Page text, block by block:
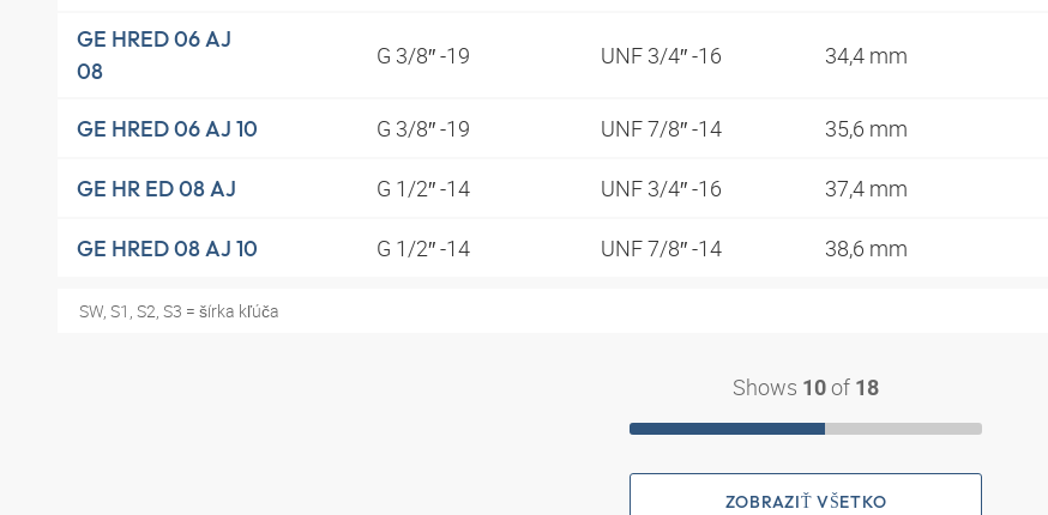
GE HRED 06 AJ
08
G 3/8″ -19 UNF 3/4″ -16 34,4 mm
GE HRED 06 AJ 10 G 3/8″ -19 UNF 7/8″ -14 35,6 mm
GE HR ED 08 AJ G 1/2″ -14 UNF 3/4″ -16 37,4 mm
GE HRED 08 AJ 10 G 1/2″ -14 UNF 7/8″ -14 38,6 mm
SW, S1, S2, S3 = šírka kľúča
Shows 10 of 18
ZOBRAZIŤ VŠETKO